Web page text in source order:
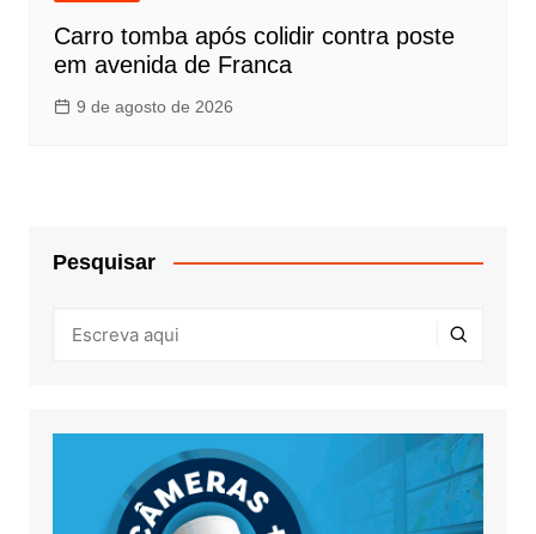
Carro tomba após colidir contra poste
em avenida de Franca
9 de agosto de 2026
Pesquisar